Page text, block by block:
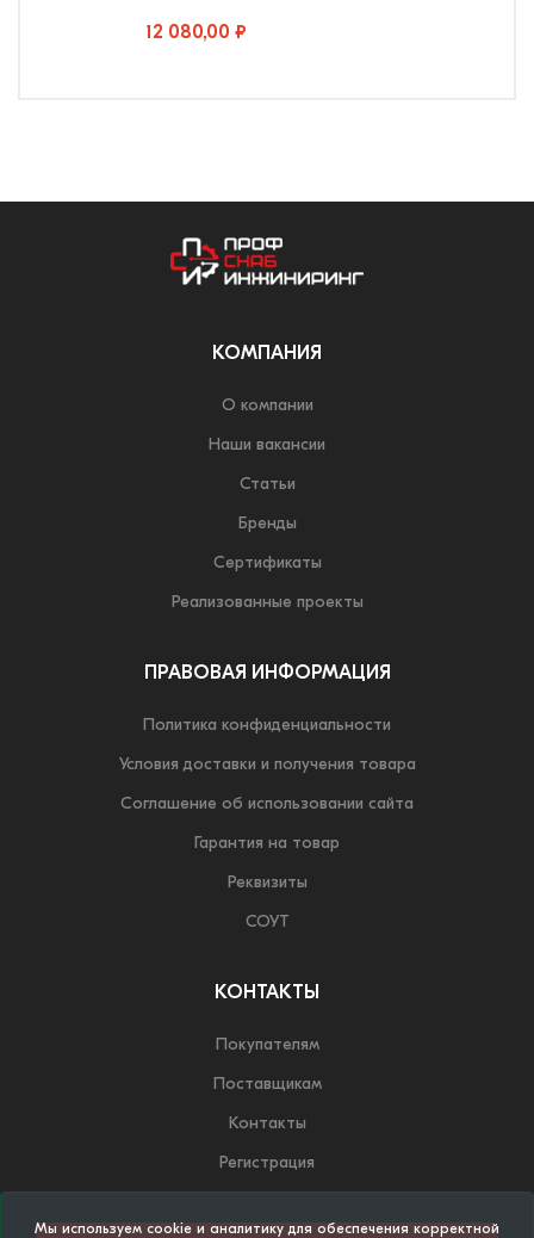
12 080,00 ₽
Мы используем cookie и аналитику для обеспечения корректной
КОМПАНИЯ
О компании
Наши вакансии
Статьи
Бренды
Сертификаты
Реализованные проекты
ПРАВОВАЯ ИНФОРМАЦИЯ
Политика конфиденциальности
Условия доставки и получения товара
Соглашение об использовании сайта
Гарантия на товар
Реквизиты
СОУТ
КОНТАКТЫ
Покупателям
Поставщикам
Контакты
Регистрация